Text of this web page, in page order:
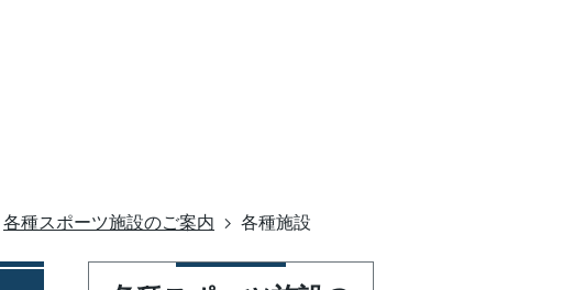
各種スポーツ施設のご案内 各種施設